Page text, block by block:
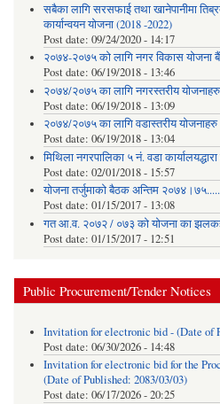
सबैका लागि सरसफाई तथा खानेपानीमा
कार्यान्वयन योजना (2018 -2022)
Post date: 09/24/2020 - 14:17
२०७४-२०७५ को लागि नगर विकास योजना
Post date: 06/19/2018 - 13:46
२०७४/२०७५ का लागि नगरस्तरीय
Post date: 06/19/2018 - 13:09
२०७४/२०७५ का लागि वडास्तरीय
Post date: 06/19/2018 - 13:04
मिथिला नगरपालिका ५ नं. वडा
Post date: 02/01/2018 - 15:57
याेजना तर्जुमाकाे बैठक अन्तिम
Post date: 01/15/2017 - 13:08
गत आ.व. २०७२ / ०७३ को योजना का
Post date: 01/15/2017 - 12:51
Public Procurement/Tender Notices
Invitation for electronic bid - (Date of
Post date: 06/30/2026 - 14:48
Invitation for electronic bid for the
(Date of Published: 2083/03/03)
Post date: 06/17/2026 - 20:25